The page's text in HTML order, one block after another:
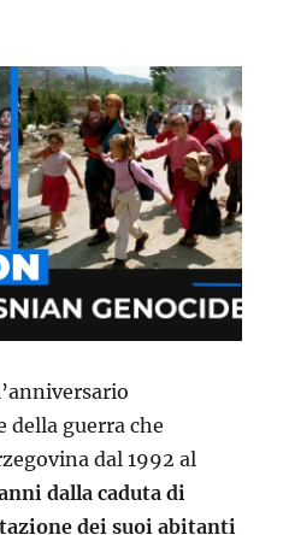
della guerra che
dal 1992 al
dalla caduta di
dei suoi abitanti